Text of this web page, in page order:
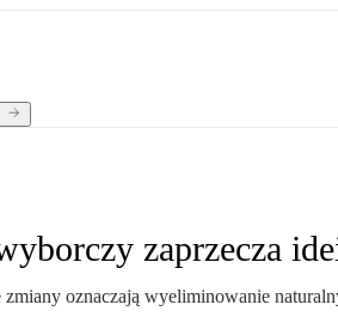
zaprzecza
oznaczają wyeliminowanie